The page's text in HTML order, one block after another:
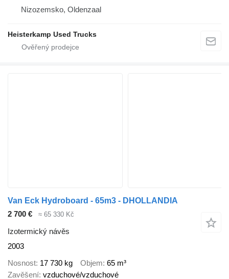
Nizozemsko, Oldenzaal
Heisterkamp Used Trucks
Van Eck Hydroboard - 65m3 - DHOLLANDIA
2 700 €
≈ 65 330 Kč
Izotermický návěs
2003
Nosnost 17 730 kg Objem 65 m³
Zavěšení vzduchové/vzduchové